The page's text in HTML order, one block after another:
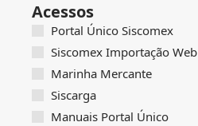
Acessos
Portal Único Siscomex
Siscomex Importação Web
Marinha Mercante
Siscarga
Manuais Portal Único